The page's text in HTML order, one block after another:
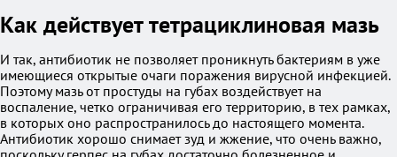
Как действует тетрациклиновая мазь
И так, антибиотик не позволяет проникнуть бактериям в уже
имеющиеся открытые очаги поражения вирусной инфекцией.
Поэтому мазь от простуды на губах воздействует на
воспаление, четко ограничивая его территорию, в тех рамках,
в которых оно распространилось до настоящего момента.
Антибиотик хорошо снимает зуд и жжение, что очень важно,